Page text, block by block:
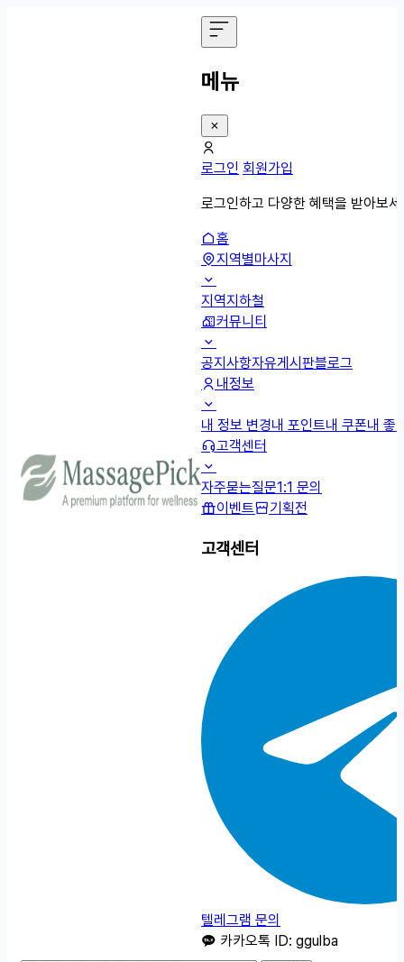
메뉴
로그인 회원가입
로그인하고 다양한 혜택을 받아보
홈
지역별마사지
지역지하철
커뮤니티
공지사항자유게시판블로그
내정보
내 정보 변경내 포인트내 쿠폰내 좋
고객센터
자주묻는질문1:1 문의
이벤트
기획전
고객센터
텔레그램 문의
카카오톡 ID: ggulba